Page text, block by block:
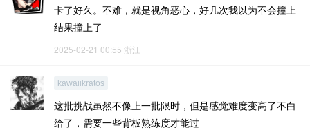
卡了好久。不难，就是视角恶心，好几次我以为不会撞上
结果撞上了
2025-02-21 00:55 浙江
kawaiikratos
这批挑战虽然不像上一批限时，但是感觉难度变高了不白
给了，需要一些背板熟练度才能过